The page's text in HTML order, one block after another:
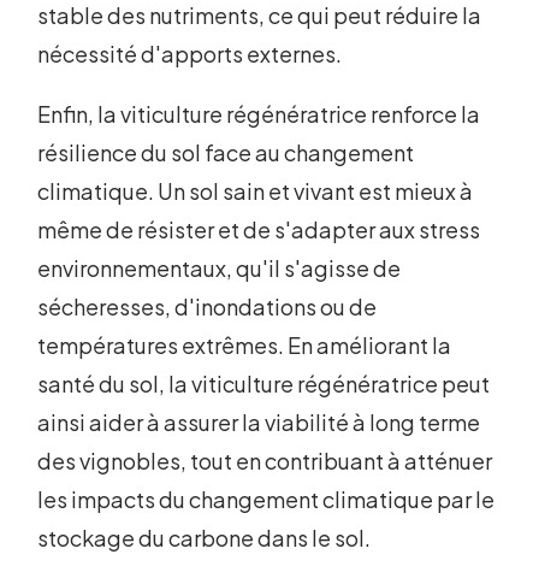
stable des nutriments, ce qui peut réduire la
nécessité d'apports externes.
Enfin, la viticulture régénératrice renforce la
résilience du sol face au changement
climatique. Un sol sain et vivant est mieux à
même de résister et de s'adapter aux stress
environnementaux, qu'il s'agisse de
sécheresses, d'inondations ou de
températures extrêmes. En améliorant la
santé du sol, la viticulture régénératrice peut
ainsi aider à assurer la viabilité à long terme
des vignobles, tout en contribuant à atténuer
les impacts du changement climatique par le
stockage du carbone dans le sol.